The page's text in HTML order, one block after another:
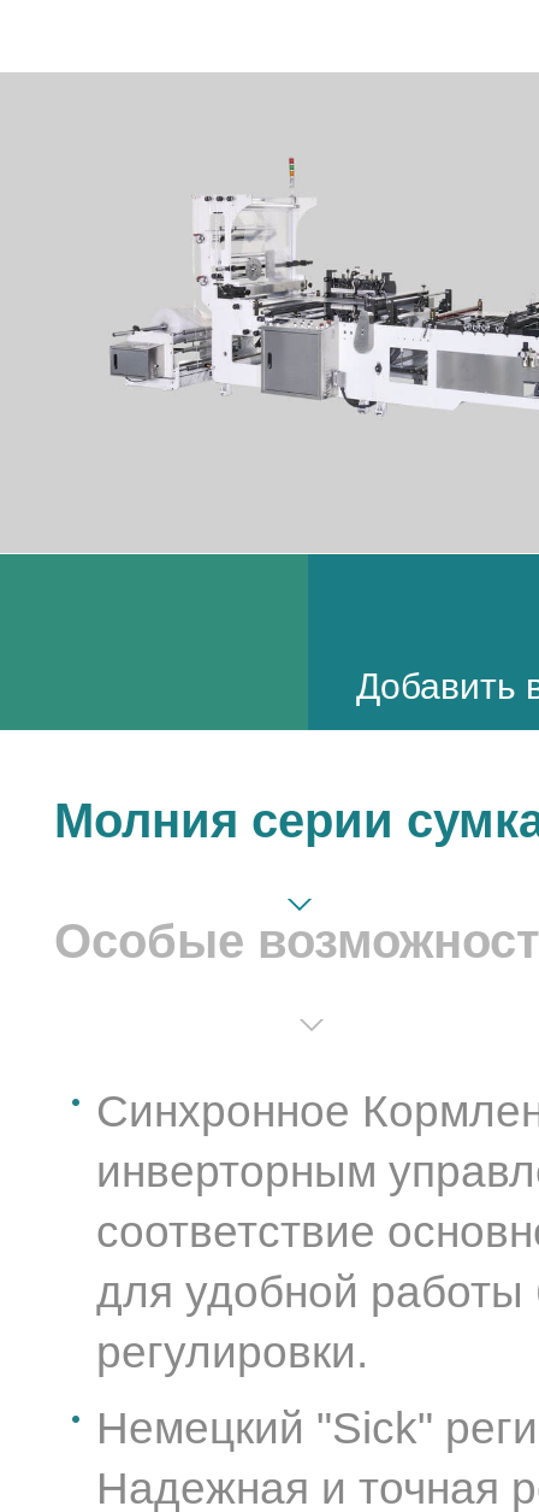
Добавить
Молния серии
Особые
Синхронное
инверторным
соответствие
для удобной работы
регулировки.
Немецкий "Sick"
Надежная и точная